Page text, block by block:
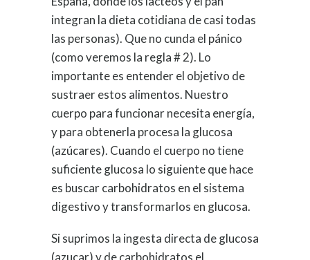
integran la dieta cotidiana de casi todas
las personas). Que no cunda el pánico
(como veremos la regla # 2). Lo
importante es entender el objetivo de
sustraer estos alimentos. Nuestro
cuerpo para funcionar necesita energía,
y para obtenerla procesa la glucosa
(azúcares). Cuando el cuerpo no tiene
suficiente glucosa lo siguiente que hace
es buscar carbohidratos en el sistema
digestivo y transformarlos en glucosa.
Si suprimos la ingesta directa de glucosa
(azucar) y de carbohidratos el